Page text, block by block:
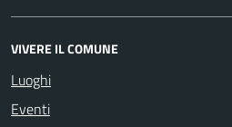
VIVERE IL COMUNE
Luoghi
Eventi